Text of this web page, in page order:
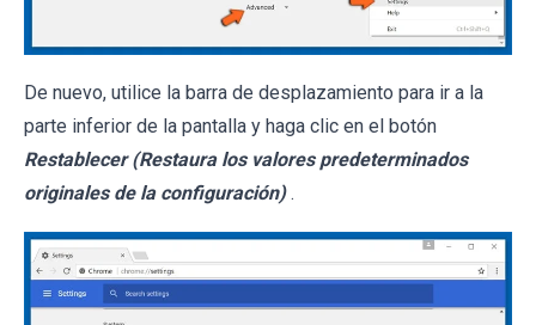
De nuevo, utilice la barra de desplazamiento para ir a la
parte inferior de la pantalla y haga clic en el botón
Restablecer (Restaura los valores predeterminados
originales de la configuración) .